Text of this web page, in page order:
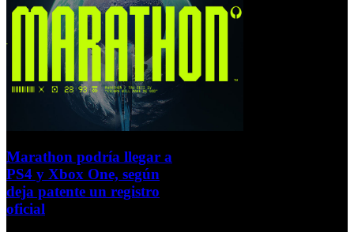
Marathon podría llegar a
PS4 y Xbox One, según
deja patente un registro
oficial